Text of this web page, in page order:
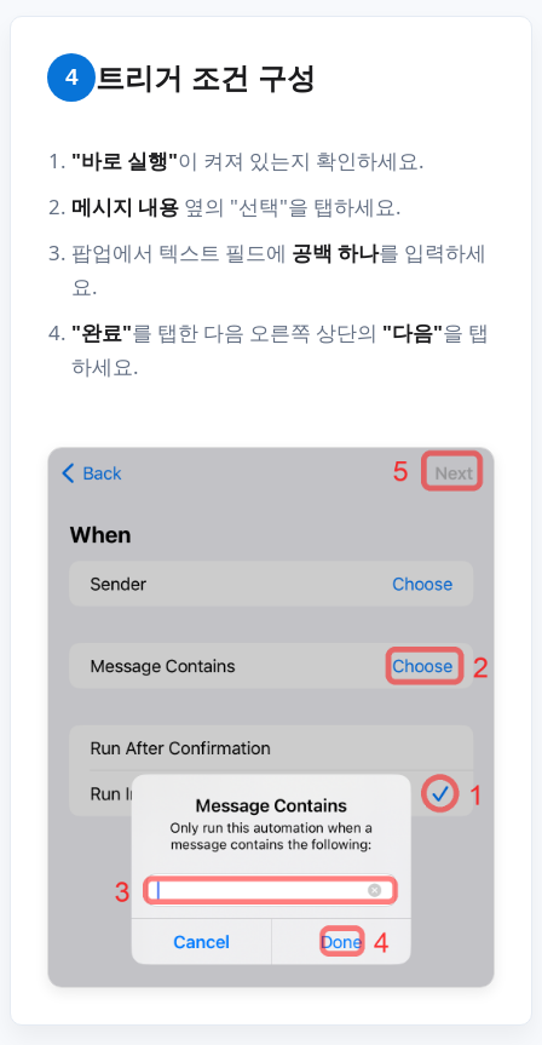
4 트리거 조건 구성
"바로 실행"이 켜져 있는지 확인하세요.
메시지 내용 옆의 "선택"을 탭하세요.
팝업에서 텍스트 필드에 공백 하나를 입력하세
요.
"완료"를 탭한 다음 오른쪽 상단의 "다음"을 탭
하세요.